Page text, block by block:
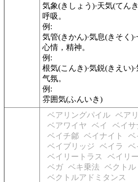
気象(きしょう)·天気(てんき
呼吸。
例:
気管(きかん)·気息(きそく)·
心情，精神。
例:
根気(こんき)·気鋭(きえい)·
气氛。
例:
雰囲気(ふんいき)
ベアリングパイル ベア
ベアワイヤ
ベイ ベイサ
ベイチ鄃 ベイナイト ベ
ベイブリッジ
ベイラ
ベ
ベイリートラス
ベイリ
ベガ ベキ乗法 ベクトル
ベクトルアドミタンス